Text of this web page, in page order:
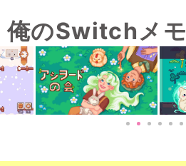
俺のSwitchメモ